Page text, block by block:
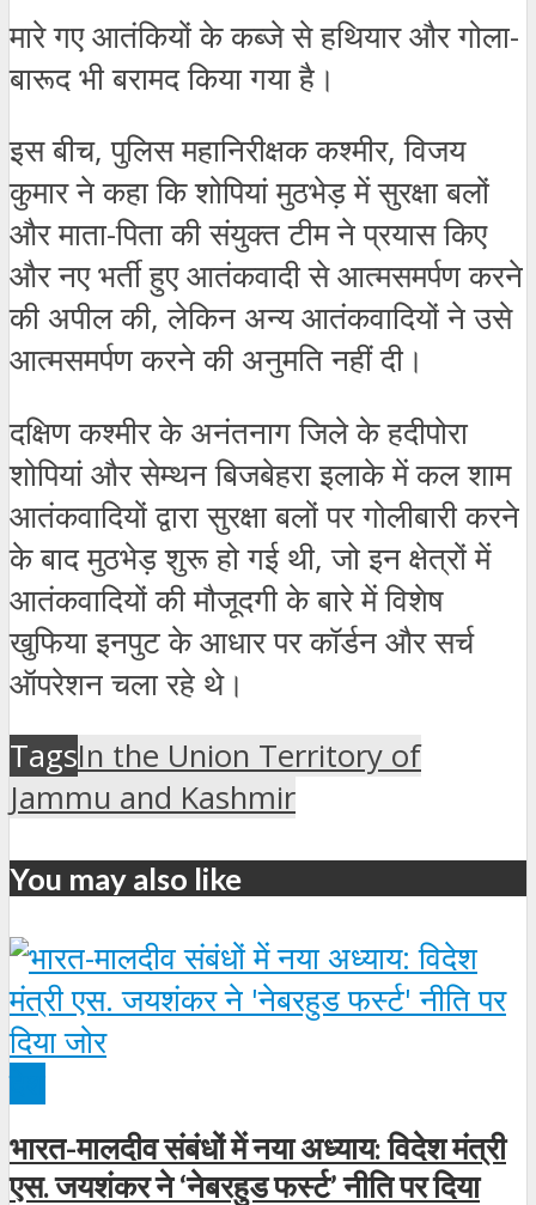
मारे गए आतंकियों के कब्जे से हथियार और गोला-
बारूद भी बरामद किया गया है।
इस बीच, पुलिस महानिरीक्षक कश्मीर, विजय
कुमार ने कहा कि शोपियां मुठभेड़ में सुरक्षा बलों
और माता-पिता की संयुक्त टीम ने प्रयास किए
और नए भर्ती हुए आतंकवादी से आत्मसमर्पण करने
की अपील की, लेकिन अन्य आतंकवादियों ने उसे
आत्मसमर्पण करने की अनुमति नहीं दी।
दक्षिण कश्मीर के अनंतनाग जिले के हदीपोरा
शोपियां और सेम्थन बिजबेहरा इलाके में कल शाम
आतंकवादियों द्वारा सुरक्षा बलों पर गोलीबारी करने
के बाद मुठभेड़ शुरू हो गई थी, जो इन क्षेत्रों में
आतंकवादियों की मौजूदगी के बारे में विशेष
खुफिया इनपुट के आधार पर कॉर्डन और सर्च
ऑपरेशन चला रहे थे।
TagsIn the Union Territory of
Jammu and Kashmir
You may also like
भारत-मालदीव संबंधों में नया अध्याय: विदेश मंत्री
एस. जयशंकर ने ‘नेबरहुड फर्स्ट’ नीति पर दिया